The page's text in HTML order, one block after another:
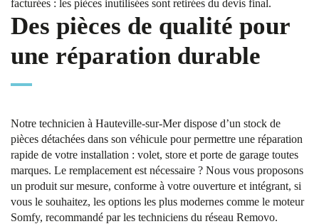
facturées : les pièces inutilisées sont retirées du devis final.
Des pièces de qualité pour
une réparation durable
Notre technicien à Hauteville-sur-Mer dispose d’un stock de
pièces détachées dans son véhicule pour permettre une réparation
rapide de votre installation : volet, store et porte de garage toutes
marques. Le remplacement est nécessaire ? Nous vous proposons
un produit sur mesure, conforme à votre ouverture et intégrant, si
vous le souhaitez, les options les plus modernes comme le moteur
Somfy, recommandé par les techniciens du réseau Removo.